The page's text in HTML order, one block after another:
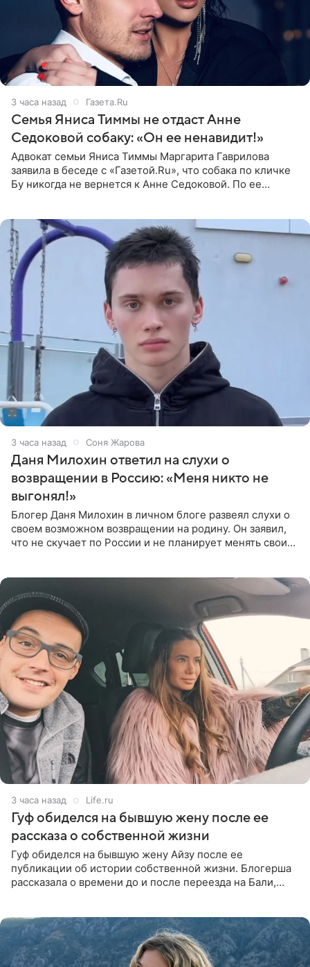
3 часа назад Газета.Ru
Семья Яниса Тиммы не отдаст Анне
Седоковой собаку: «Он ее ненавидит!»
Адвокат семьи Яниса Тиммы Маргарита Гаврилова
заявила в беседе с «Газетой.Ru», что собака по кличке
Бу никогда не вернется к Анне Седоковой. По ее
3 часа назад Соня Жарова
Даня Милохин ответил на слухи о
возвращении в Россию: «Меня никто не
выгонял!»
Блогер Даня Милохин в личном блоге развеял слухи о
своем возможном возвращении на родину. Он заявил,
что не скучает по России и не планирует менять свои
3 часа назад Life.ru
Гуф обиделся на бывшую жену после ее
рассказа о собственной жизни
Гуф обиделся на бывшую жену Айзу после ее
публикации об истории собственной жизни. Блогерша
рассказала о времени до и после переезда на Бали,